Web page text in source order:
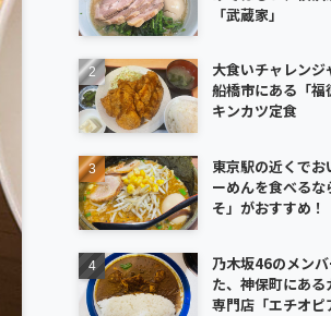
「武蔵家」
大食いチャレンジ
船橋市にある「福
キンカツ定食
東京駅の近くでお
ーめんを食べるな
そ」がおすすめ！
乃木坂46のメン
た、神保町にある
専門店「エチオピ